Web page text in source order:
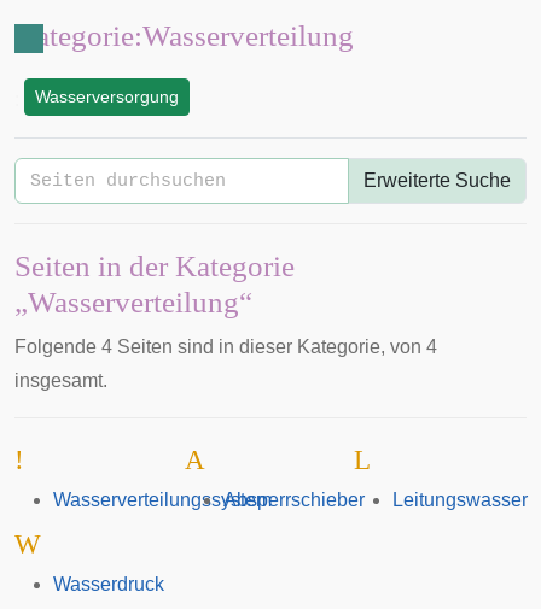
Kategorie:Wasserverteilung
Wasserversorgung
Erweiterte Suche
Seiten in der Kategorie
„Wasserverteilung“
Folgende 4 Seiten sind in dieser Kategorie, von 4
insgesamt.
!
Wasserverteilungssystem
A
Absperrschieber
L
Leitungswasser
W
Wasserdruck